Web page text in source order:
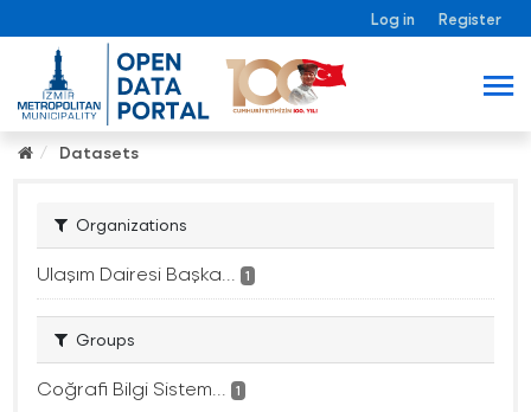
Log in Register
Datasets
Organizations
Ulaşım Dairesi Başka... 1
Groups
Coğrafi Bilgi Sistem... 1